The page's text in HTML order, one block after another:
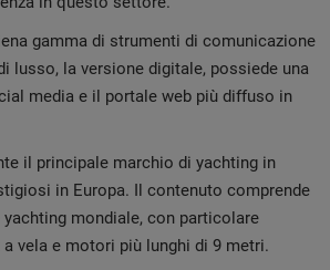
gamma di strumenti di comunicazione
lusso, la versione digitale, possiede una
media e il portale web più diffuso in
il principale marchio di yachting in
in Europa. Il contenuto comprende
mondiale, con particolare
vela e motori più lunghi di 9 metri.